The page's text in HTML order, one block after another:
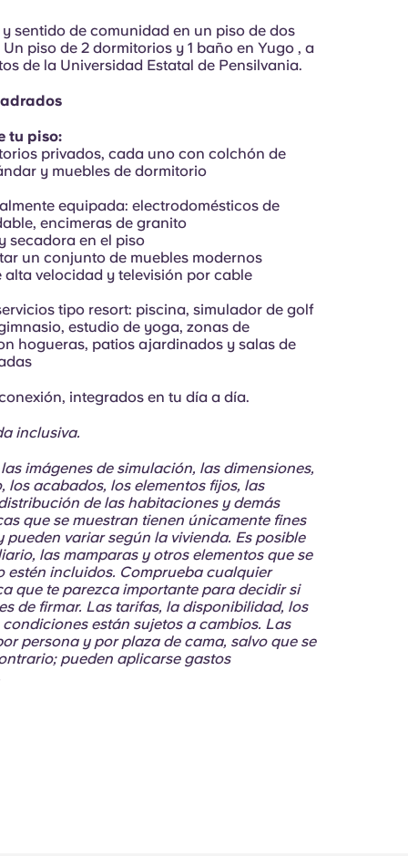
nosotros
sentido de comunidad en un piso de dos
piso de 2 dormitorios y 1 baño en Yugo , a
de la Universidad Estatal de Pensilvania.
tu piso:
privados, cada uno con colchón de
y muebles de dormitorio
equipada: electrodomésticos de
encimeras de granito
secadora en el piso
un conjunto de muebles modernos
alta velocidad y televisión por cable
tipo resort: piscina, simulador de golf
estudio de yoga, zonas de
hogueras, patios ajardinados y salas de
integrados en tu día a día.
inclusiva.
imágenes de simulación, las dimensiones,
los acabados, los elementos fijos, las
de las habitaciones y demás
que se muestran tienen únicamente fines
pueden variar según la vivienda. Es posible
las mamparas y otros elementos que se
estén incluidos. Comprueba cualquier
que te parezca importante para decidir si
de firmar. Las tarifas, la disponibilidad, los
están sujetos a cambios. Las
persona y por plaza de cama, salvo que se
pueden aplicarse gastos